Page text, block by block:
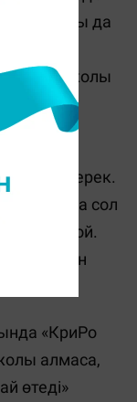
ұшырайды да
жақсы
сол жолы
Бірақ
да керек.
да сол
де жоқ қой.
жатқан
«КриРо
алмаса,
өтеді»